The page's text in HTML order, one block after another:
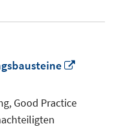
öffnen
Good Practice